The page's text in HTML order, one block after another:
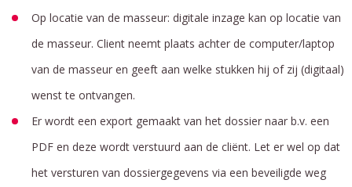
Op locatie van de masseur: digitale inzage kan op locatie van
de masseur. Client neemt plaats achter de computer/laptop
van de masseur en geeft aan welke stukken hij of zij (digitaal)
wenst te ontvangen.
Er wordt een export gemaakt van het dossier naar b.v. een
PDF en deze wordt verstuurd aan de cliënt. Let er wel op dat
het versturen van dossiergegevens via een beveiligde weg